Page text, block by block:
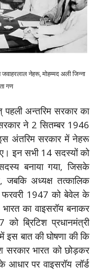
नेहरू, मोहम्मद अली जिन्ना
गण
अन्तरिम सरकार का
ने 2 सितम्बर 1946
इस अंतरिम सरकार में नेहरू
इन सभी 14 सदस्यों को
बनाया गया, जिसके
जबकि अध्यक्ष तत्कालिक
फरवरी 1947 को बेवेल के
का वाइसरॉय बनाकर
ब्रिटिश प्रधानमंत्री
बात की घोषणा की कि
भारत को छोड़कर
पर वाइसरॉय लॉर्ड